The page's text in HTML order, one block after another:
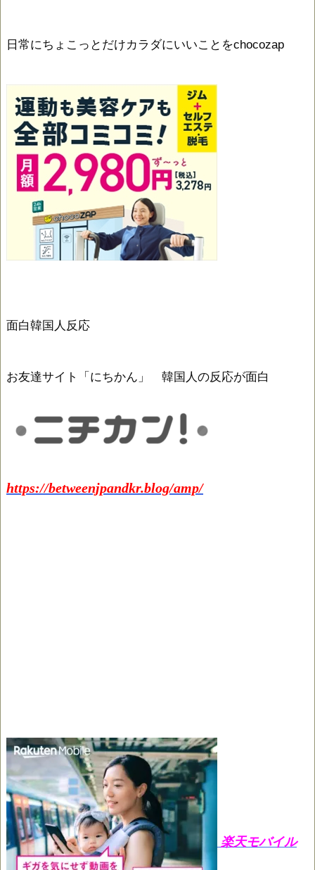
日常にちょこっとだけカラダにいいことをchocozap
面白韓国人反応
お友達サイト「にちかん」 韓国人の反応が面白
https://betweenjpandkr.blog/amp/
楽天モバイル